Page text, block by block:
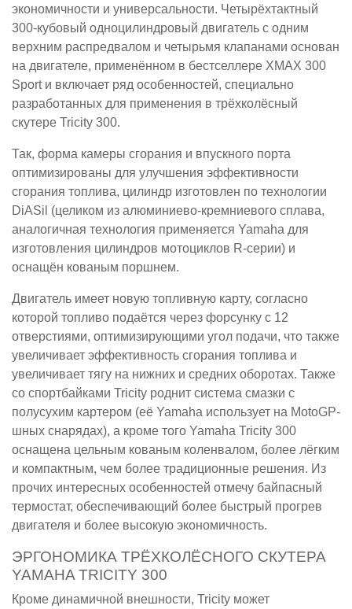
экономичности и универсальности. Четырёхтактный
300-кубовый одноцилиндровый двигатель с одним
верхним распредвалом и четырьмя клапанами основан
на двигателе, применённом в бестселлере XMAX 300
Sport и включает ряд особенностей, специально
разработанных для применения в трёхколёсный
скутере Tricity 300.
Так, форма камеры сгорания и впускного порта
оптимизированы для улучшения эффективности
сгорания топлива, цилиндр изготовлен по технологии
DiASil (целиком из алюминиево-кремниевого сплава,
аналогичная технология применяется Yamaha для
изготовления цилиндров мотоциклов R-серии) и
оснащён кованым поршнем.
Двигатель имеет новую топливную карту, согласно
которой топливо подаётся через форсунку с 12
отверстиями, оптимизирующими угол подачи, что также
увеличивает эффективность сгорания топлива и
увеличивает тягу на нижних и средних оборотах. Также
со спортбайками Tricity роднит система смазки с
полусухим картером (её Yamaha использует на MotoGP-
шных снарядах), а кроме того Yamaha Tricity 300
оснащена цельным кованым коленвалом, более лёгким
и компактным, чем более традиционные решения. Из
прочих интересных особенностей отмечу байпасный
термостат, обеспечивающий более быстрый прогрев
двигателя и более высокую экономичность.
ЭРГОНОМИКА ТРЁХКОЛЁСНОГО СКУТЕРА
YAMAHA TRICITY 300
Кроме динамичной внешности, Tricity может